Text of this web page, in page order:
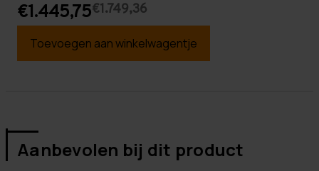
€1.445,75€1.749,36
Toevoegen aan winkelwagentje
Aanbevolen bij dit product